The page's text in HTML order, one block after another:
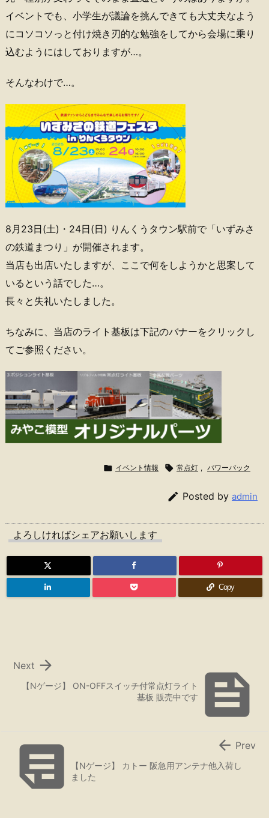
イベントでも、小学生が議論を挑んできても大丈夫なよう
にコソコソっと付け焼き刃的な勉強をしてから会場に乗り
込むようにはしておりますが…。
そんなわけで…。
8月23日(土)・24日(日) りんくうタウン駅前で「いずみさ
の鉄道まつり」が開催されます。
当店も出店いたしますが、ここで何をしようかと思案して
いるという話でした…。
長々と失礼いたしました。
ちなみに、当店のライト基板は下記のバナーをクリックし
てご参照ください。
 イベント情報  常点灯 , パワーパック
 Posted by admin
よろしければシェアお願いします
Copy

【Nゲージ】 ON-OFFスイッチ付常点灯ライト
基板 販売中です

Next

【Nゲージ】 カトー 阪急用アンテナ他入荷し
ました
 Prev